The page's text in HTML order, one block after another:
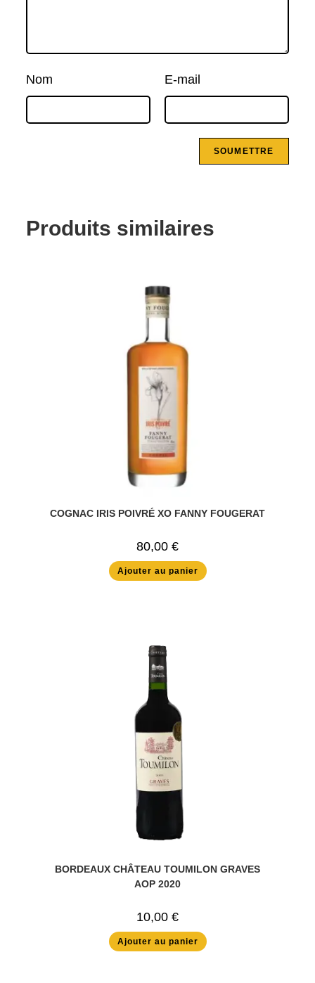
Nom E-mail
Produits similaires
COGNAC IRIS POIVRÉ XO FANNY FOUGERAT
80,00 €
Ajouter au panier
BORDEAUX CHÂTEAU TOUMILON GRAVES
AOP 2020
10,00 €
Ajouter au panier